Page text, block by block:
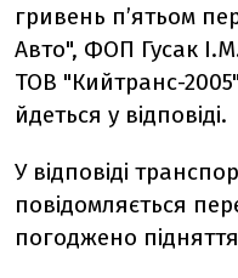
гривень п’ятьом
Авто", ФОП Гусак
ТОВ "Кийтранс-
йдеться у відповіді.
У відповіді
повідомляється
погоджено